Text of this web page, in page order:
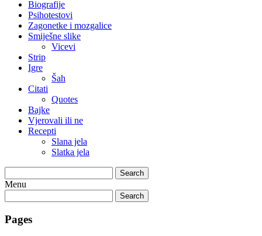
Biografije
Psihotestovi
Zagonetke i mozgalice
Smiješne slike
Vicevi
Strip
Igre
Šah
Citati
Quotes
Bajke
Vjerovali ili ne
Recepti
Slana jela
Slatka jela
Search
Menu
Search
Pages